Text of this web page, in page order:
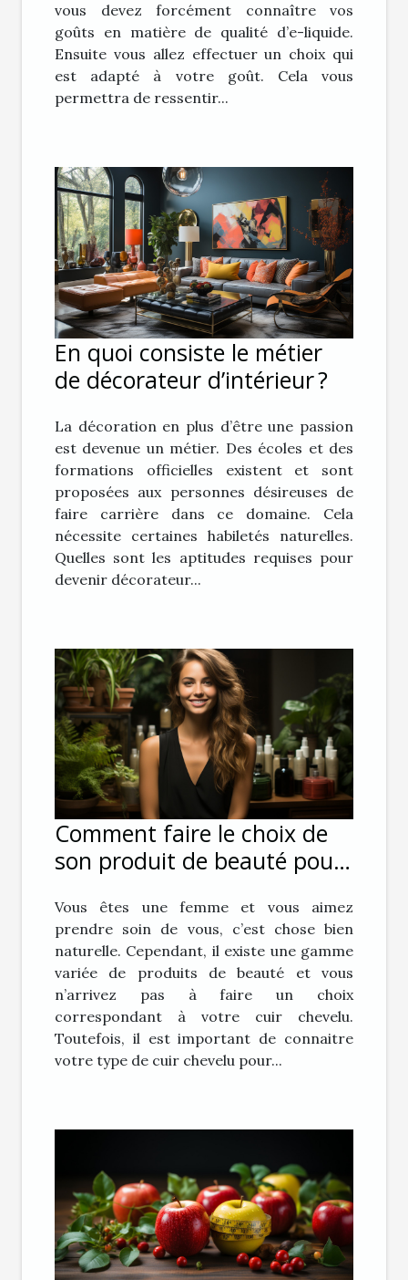
vous devez forcément connaître vos
goûts en matière de qualité d’e-liquide.
Ensuite vous allez effectuer un choix qui
est adapté à votre goût. Cela vous
permettra de ressentir...
En quoi consiste le métier
de décorateur d’intérieur ?
La décoration en plus d’être une passion
est devenue un métier. Des écoles et des
formations officielles existent et sont
proposées aux personnes désireuses de
faire carrière dans ce domaine. Cela
nécessite certaines habiletés naturelles.
Quelles sont les aptitudes requises pour
devenir décorateur...
Comment faire le choix de
son produit de beauté pour
Vous êtes une femme et vous aimez
prendre soin de vous, c’est chose bien
naturelle. Cependant, il existe une gamme
variée de produits de beauté et vous
n’arrivez pas à faire un choix
correspondant à votre cuir chevelu.
Toutefois, il est important de connaitre
votre type de cuir chevelu pour...